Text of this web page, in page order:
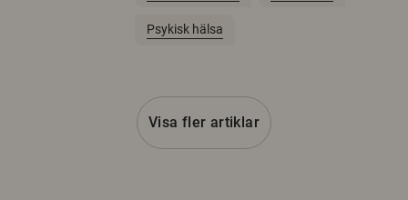
Psykisk hälsa
Visa fler artiklar